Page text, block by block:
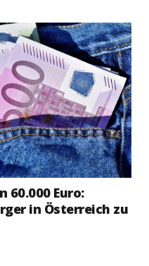
60.000 Euro:
in Österreich zu